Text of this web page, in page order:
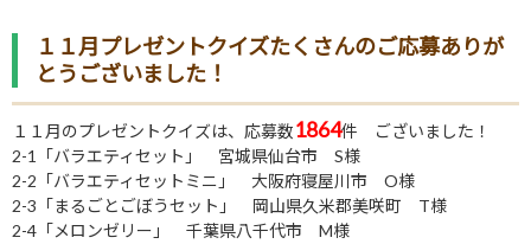
１１月プレゼントクイズたくさんのご応募ありが
とうございました！
１１月のプレゼントクイズは、応募数1864件 ございました！
2-1「バラエティセット」 宮城県仙台市 S様
2-2「バラエティセットミニ」 大阪府寝屋川市 O様
2-3「まるごとごぼうセット」 岡山県久米郡美咲町 T様
2-4「メロンゼリー」 千葉県八千代市 M様